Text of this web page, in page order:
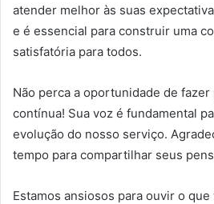
atender melhor às suas
e é essencial para construir uma
satisfatória para todos.
Não perca a oportunidade de
contínua! Sua voz é fundamental
evolução do nosso serviço.
tempo para compartilhar seus
Estamos ansiosos para ouvir o